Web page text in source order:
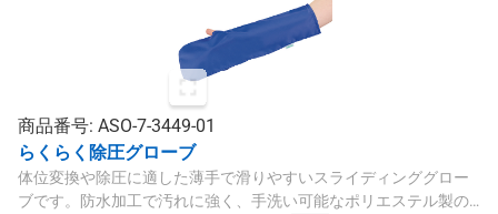
商品番号: ASO-7-3449-01
らくらく除圧グローブ
体位変換や除圧に適した薄手で滑りやすいスライディンググロー
ブです。防水加工で汚れに強く、手洗い可能なポリエステル製の